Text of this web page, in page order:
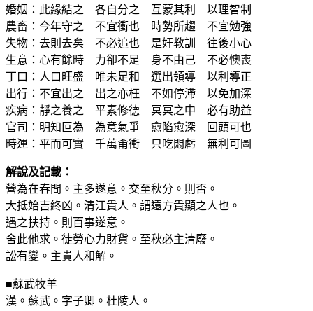
婚姻：此緣結之 各自分之 互蒙其利 以理智制
農畜：今年守之 不宜衝也 時勢所趨 不宜勉強
失物：去則去矣 不必追也 是奸教訓 往後小心
生意：心有餘時 力卻不足 身不由己 不必懊喪
丁口：人口旺盛 唯未足和 選出領導 以利導正
出行：不宜出之 出之亦枉 不如停滯 以免加深
疾病：靜之養之 平素修德 冥冥之中 必有助益
官司：明知叵為 為意氣爭 愈陷愈深 回頭可也
時運：平而可實 千萬甭衝 只吃悶虧 無利可圖
解說及記載：
營為在春間。主多遂意。交至秋分。則否。
大抵始吉終凶。清江貴人。謂遠方貴顯之人也。
遇之扶持。則百事遂意。
舍此他求。徒勞心力財貨。至秋必主清廢。
訟有變。主貴人和解。
■蘇武牧羊
漢。蘇武。字子卿。杜陵人。